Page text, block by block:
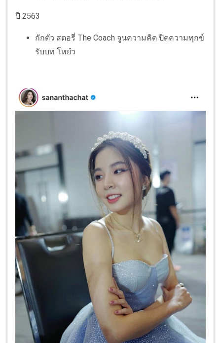
ปี 2563
กักตัว สตอรี่ The Coach จูนความคิด ปิดความทุกข์
รับบท โหย๋ว